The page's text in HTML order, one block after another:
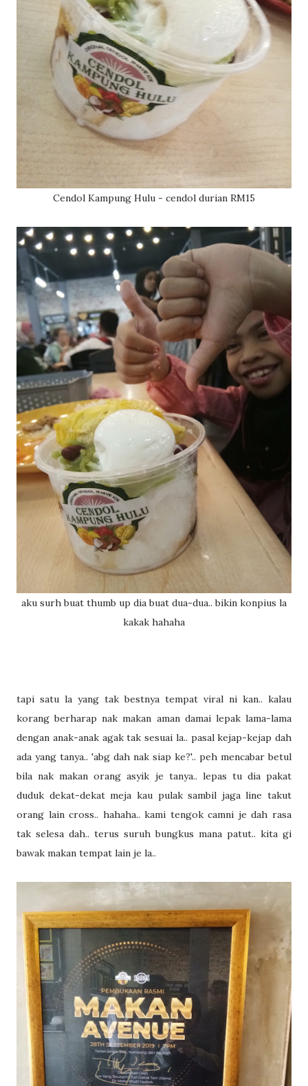
Cendol Kampung Hulu - cendol durian RM15
aku surh buat thumb up dia buat dua-dua.. bikin konpius la
kakak hahaha
tapi satu la yang tak bestnya tempat viral ni kan.. kalau
korang berharap nak makan aman damai lepak lama-lama
dengan anak-anak agak tak sesuai la.. pasal kejap-kejap dah
ada yang tanya.. 'abg dah nak siap ke?'.. peh mencabar betul
bila nak makan orang asyik je tanya.. lepas tu dia pakat
duduk dekat-dekat meja kau pulak sambil jaga line takut
orang lain cross.. hahaha.. kami tengok camni je dah rasa
tak selesa dah.. terus suruh bungkus mana patut.. kita gi
bawak makan tempat lain je la..